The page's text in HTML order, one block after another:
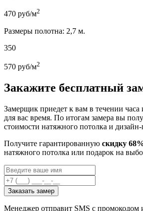
470 руб/м2
Размеры полотна: 2,7 м.
350
570 руб/м2
Закажите бесплатный
Замерщик приедет к вам в течении
для вас время. По итогам замера вы
стоимости натяжного потолка и дизайн-
Получите гарантированную скидку
натяжного потолка или подарок на
Заказать замер
Менеджер отправит SMS с промокодом